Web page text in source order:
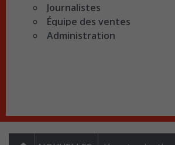
Journalistes
Équipe des ventes
Administration